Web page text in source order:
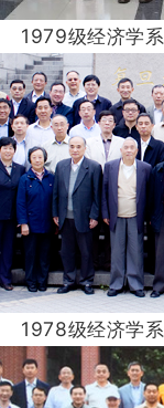
1979级经济学
1978级经济学